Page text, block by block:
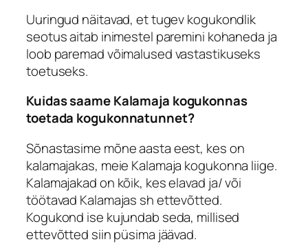
Uuringud näitavad, et tugev kogukondlik
seotus aitab inimestel paremini kohaneda ja
loob paremad võimalused vastastikuseks
toetuseks.
Kuidas saame Kalamaja kogukonnas
toetada kogukonnatunnet?
Sõnastasime mõne aasta eest, kes on
kalamajakas, meie Kalamaja kogukonna liige.
Kalamajakad on kõik, kes elavad ja/ või
töötavad Kalamajas sh ettevõtted.
Kogukond ise kujundab seda, millised
ettevõtted siin püsima jäävad.